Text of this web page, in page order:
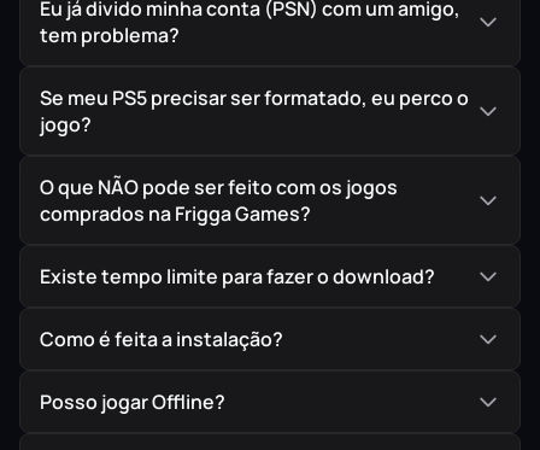
sessão de corrida simples no novo modo Multijogador. E
não é só isso! Você também pode registrar seus melhores
tempos nas provas de tempo, e marcar seu nome na
Leaderboard!
IMPORTANTE!Todos os jogos são ORIGINAIS comprados
diretamente na PlayStation Store, a Loja Oficial da Sony,
garantindo assim a melhor procedência possível para
seu jogo em mídia digital.
Eu já divido minha conta (PSN) com um amigo,
tem problema?
Se meu PS5 precisar ser formatado, eu perco o
jogo?
O que NÃO pode ser feito com os jogos
comprados na Frigga Games?
Existe tempo limite para fazer o download?
Como é feita a instalação?
Posso jogar Offline?